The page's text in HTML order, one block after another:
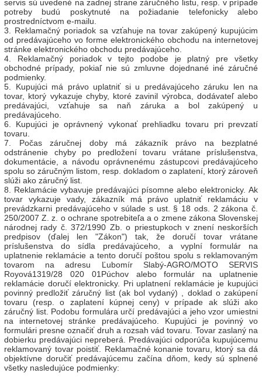
servis sú uvedené na zadnej strane záručného listu, resp. v prípade
potreby budú poskytnuté na požiadanie telefonicky alebo
prostredníctvom e-mailu.
3. Reklamačný poriadok sa vzťahuje na tovar zakúpený kupujúcim
od predávajúceho vo forme elektronického obchodu na internetovej
stránke elektronického obchodu predávajúceho.
4. Reklamačný poriadok v tejto podobe je platný pre všetky
obchodné prípady, pokiaľ nie sú zmluvne dojednané iné záručné
podmienky.
5. Kupujúci má právo uplatniť si u predávajúceho záruku len na
tovar, ktorý vykazuje chyby, ktoré zavinil výrobca, dodávateľ alebo
predávajúci, vzťahuje sa naň záruka a bol zakúpený u
predávajúceho.
6. Kupujúci je oprávnený vykonať prehliadku tovaru pri prevzatí
tovaru.
7. Počas záručnej doby má zákazník právo na bezplatné
odstránenie chyby po predložení tovaru vrátane príslušenstva,
dokumentácie, a návodu oprávnenému zástupcovi predávajúceho
spolu so záručným listom, resp. dokladom o zaplatení, ktorý zároveň
slúži ako záručný list.
8. Reklamácie vybavuje predávajúci písomne alebo elektronicky. Ak
tovar vykazuje vady, zákazník má právo uplatniť reklamáciu v
prevádzkarni predávajúceho v súlade s ust. § 18 ods. 2 zákona č.
250/2007 Z. z. o ochrane spotrebiteľa a o zmene zákona Slovenskej
národnej rady č. 372/1990 Zb. o priestupkoch v znení neskorších
predpisov (ďalej len "Zákon") tak, že doručí tovar vrátane
príslušenstva do sídla predávajúceho, a vyplní formulár na
uplatnenie reklamácie a tento doručí poštou spolu s reklamovaným
tovarom na adresu Ľubomír Slabý-AGRO/MOTO SERVIS
Royová1319/28 020 01Púchov alebo formulár na uplatnenie
reklamácie doručí elektronicky. Pri uplatnení reklamácie je kupujúci
povinný predložiť záručný list (ak bol vydaný) , doklad o zakúpení
tovaru (resp. o zaplatení kúpnej ceny) v prípade ak slúži ako
záručný list. Podobu formulára určí predávajúci a jeho vzor umiestni
na internetovej stránke predávajúceho. Kupujúci je povinný vo
formulári presne označiť druh a rozsah vád tovaru. Tovar zaslaný na
dobierku predávajúci nepreberá. Predávajúci odporúča kupujúcemu
reklamovaný tovar poistiť. Reklamačné konanie tovaru, ktorý sa dá
objektívne doručiť predávajúcemu začína dňom, kedy sú splnené
všetky nasledujúce podmienky: